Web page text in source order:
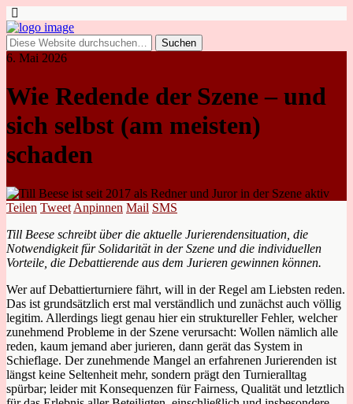
6. Mai 2026
Wie Redende der Szene – und
sich selbst (am meisten)
schaden
Teilen Tweet Anpinnen Mail SMS
Till Beese schreibt über die aktuelle Jurierendensituation, die
Notwendigkeit für Solidarität in der Szene und die individuellen
Vorteile, die Debattierende aus dem Jurieren gewinnen können.
Wer auf Debattierturniere fährt, will in der Regel am Liebsten reden.
Das ist grundsätzlich erst mal verständlich und zunächst auch völlig
legitim. Allerdings liegt genau hier ein struktureller Fehler, welcher
zunehmend Probleme in der Szene verursacht: Wollen nämlich alle
reden, kaum jemand aber jurieren, dann gerät das System in
Schieflage. Der zunehmende Mangel an erfahrenen Jurierenden ist
längst keine Seltenheit mehr, sondern prägt den Turnieralltag
spürbar; leider mit Konsequenzen für Fairness, Qualität und letztlich